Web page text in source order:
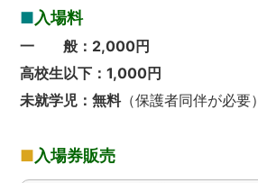
■入場料
一 般：2,000円
高校生以下：1,000円
未就学児：無料（保護者同伴が必要）
■入場券販売